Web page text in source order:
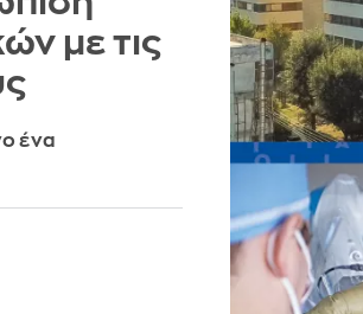
με τις
ένα